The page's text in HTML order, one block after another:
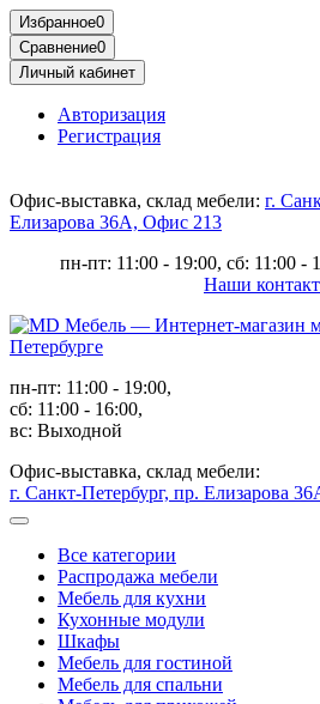
Избранное0
Сравнение0
Личный кабинет
Авторизация
Регистрация
Офис-выставка, склад мебели: г.
Елизарова 36А, Офис 213
пн-пт: 11:00 - 19:00, сб: 11:00 -
Наши
пн-пт: 11:00 - 19:00,
сб: 11:00 - 16:00,
вс: Выходной
Офис-выставка, склад мебели:
г. Санкт-Петербург, пр. Елизарова
Все категории
Распродажа мебели
Мебель для кухни
Кухонные модули
Шкафы
Мебель для гостиной
Мебель для спальни